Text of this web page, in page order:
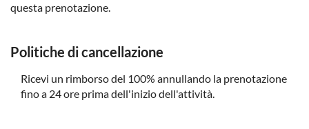
questa prenotazione.
Politiche di cancellazione
Ricevi un rimborso del 100% annullando la prenotazione
fino a 24 ore prima dell'inizio dell'attività.